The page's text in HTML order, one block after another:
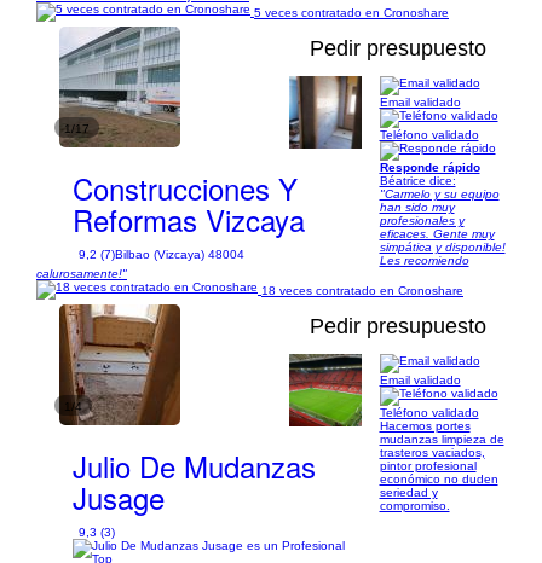
5 veces contratado en Cronoshare
1/17
Pedir presupuesto
Construcciones Y
Reformas Vizcaya
9,2 (7)Bilbao (Vizcaya) 48004
Email validado
Teléfono validado
Responde rápido
Béatrice dice:
"Carmelo y su equipo
han sido muy
profesionales y
eficaces. Gente muy
simpática y disponible!
Les recomiendo
calurosamente!"
18 veces contratado en Cronoshare
1/4
Pedir presupuesto
Julio De Mudanzas
Jusage
9,3 (3)
Email validado
Teléfono validado
Hacemos portes
mudanzas limpieza de
trasteros vaciados,
pintor profesional
económico no duden
seriedad y
compromiso.